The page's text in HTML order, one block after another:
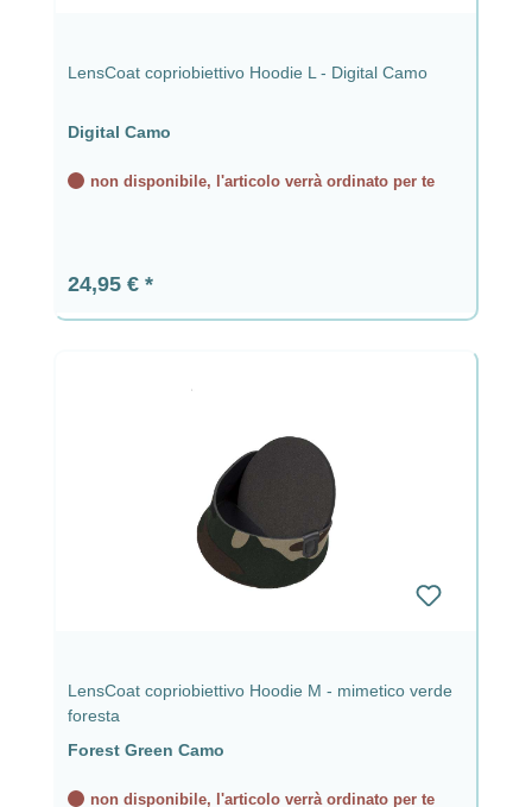
LensCoat copriobiettivo Hoodie L - Digital Camo
Digital Camo
non disponibile, l'articolo verrà ordinato per te
Prezzo normale:
24,95 €
LensCoat copriobiettivo Hoodie M - mimetico verde
foresta
Forest Green Camo
non disponibile, l'articolo verrà ordinato per te